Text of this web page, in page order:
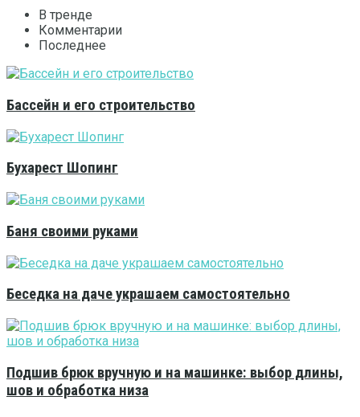
В тренде
Комментарии
Последнее
Бассейн и его строительство
Бухарест Шопинг
Баня своими руками
Беседка на даче украшаем самостоятельно
Подшив брюк вручную и на машинке: выбор длины,
шов и обработка низа